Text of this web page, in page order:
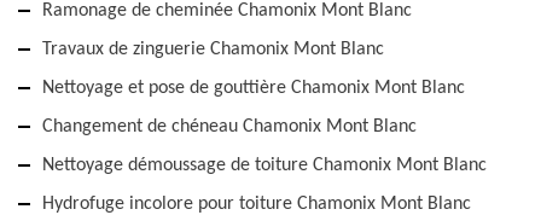
Ramonage de cheminée Chamonix Mont Blanc
Travaux de zinguerie Chamonix Mont Blanc
Nettoyage et pose de gouttière Chamonix Mont Blanc
Changement de chéneau Chamonix Mont Blanc
Nettoyage démoussage de toiture Chamonix Mont Blanc
Hydrofuge incolore pour toiture Chamonix Mont Blanc